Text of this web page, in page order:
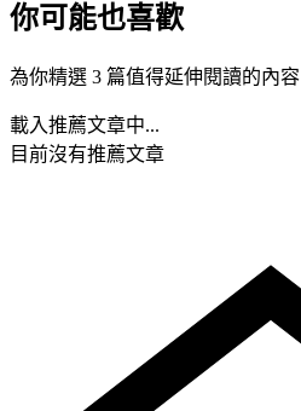
你可能也喜歡
為你精選 3 篇值得延伸閱讀的內容
載入推薦文章中...
目前沒有推薦文章